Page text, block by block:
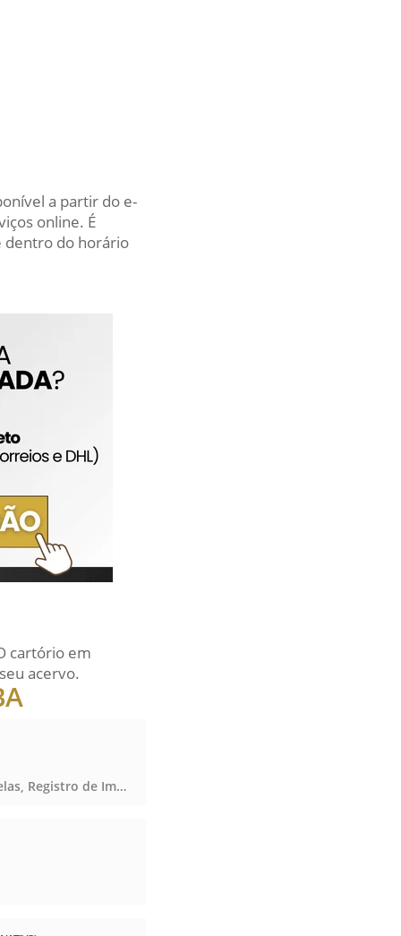
a partir do e-
online. É
dentro do horário
cartório em
acervo.
Notas, Protesto de Títulos, Registro Civil das Pessoas Naturais e de Interdições e Tutelas, Registro de Imóveis, Registro de Títulos e Documentos e Civis das Pessoas Jurídicas, Notas, Protesto de Títulos, Registro Civil das Pessoas Naturais e de Interdições e Tutelas, Registro de Imóveis, Registro de Títulos e Documentos e Civis das Pessoas Jurídicas, Notas, Protesto de Títulos, Registro Civil das Pessoas Naturais e de Interdições e Tutelas, Registro de Imóveis, Registro de Títulos e Documentos e Civis das Pessoas Jurídicas, Notas, Protesto de Títulos, Registro Civil das Pessoas Naturais e de Interdições e Tutelas, Registro de Imóveis, Registro de Títulos e Documentos e Civis das Pessoas Jurídicas